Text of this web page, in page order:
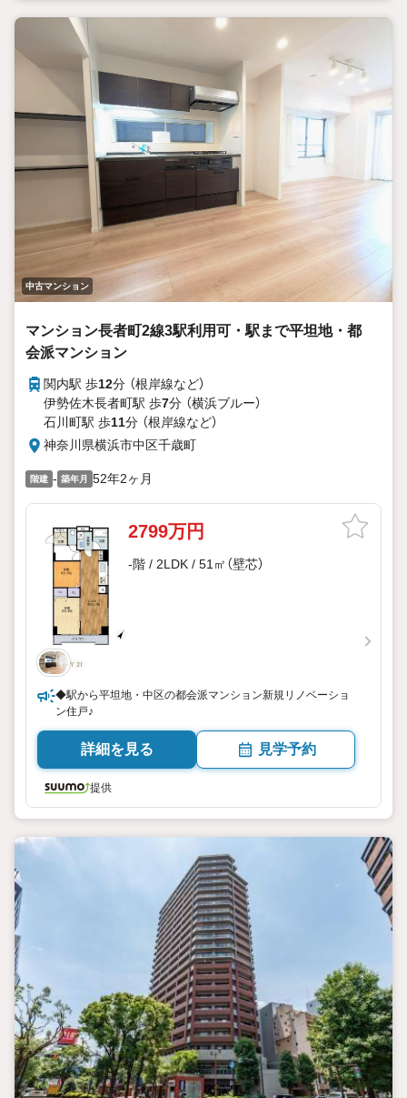
中古マンション
マンション長者町2線3駅利用可・駅まで平坦地・都
会派マンション
関内駅 歩12分 （根岸線など）
伊勢佐木長者町駅 歩7分 （横浜ブルー）
石川町駅 歩11分 （根岸線など）
神奈川県横浜市中区千歳町
階建 - 築年月 52年2ヶ月
2799万円
-階 / 2LDK / 51㎡（壁芯）
◆駅から平坦地・中区の都会派マンション新規リノベーショ
ン住戸♪
詳細を見る 見学予約
提供